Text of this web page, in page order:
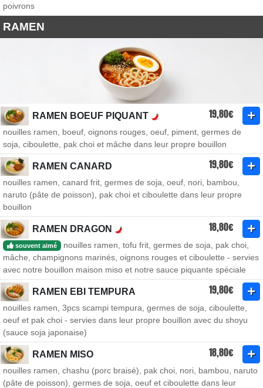
poivrons
RAMEN
RAMEN BOEUF PIQUANT 19,80€
nouilles ramen, boeuf, oignons rouges, oeuf, piment, germes de
soja, ciboulette, pak choi et mâche dans leur propre bouillon
RAMEN CANARD 19,80€
nouilles ramen, canard frit, germes de soja, oeuf, nori, bambou,
naruto (pâte de poisson), pak choi et ciboulette dans leur propre
bouillon
RAMEN DRAGON 18,80€
souvent aimé
nouilles ramen, tofu frit, germes de soja, pak choi,
mâche, champignons marinés, oignons rouges et ciboulette - servies
avec notre bouillon maison miso et notre sauce piquante spéciale
RAMEN EBI TEMPURA 19,80€
nouilles ramen, 3pcs scampi tempura, germes de soja, ciboulette,
oeuf et pak choi - servies dans leur propre bouillon avec du shoyu
(sauce soja japonaise)
RAMEN MISO 18,80€
nouilles ramen, chashu (porc braisé), pak choi, nori, bambou, naruto
(pâte de poisson), germes de soja, oeuf et ciboulette dans leur